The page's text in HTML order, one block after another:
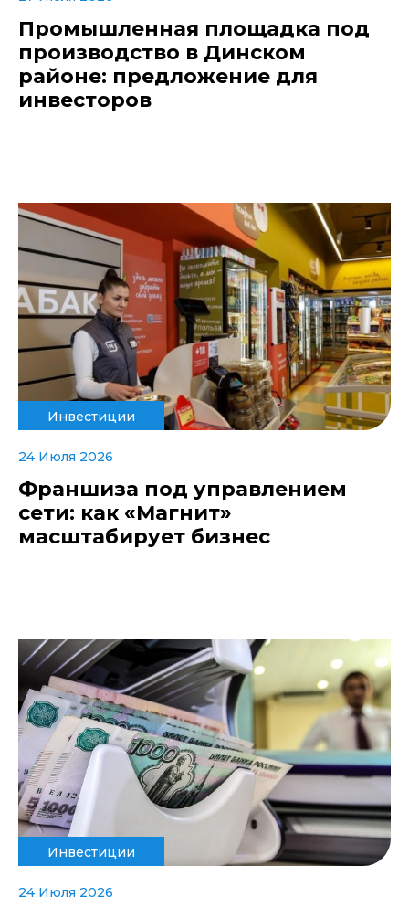
Промышленная площадка под
производство в Динском
районе: предложение для
инвесторов
Инвестиции
24 Июля 2026
Франшиза под управлением
сети: как «Магнит»
масштабирует бизнес
Инвестиции
24 Июля 2026